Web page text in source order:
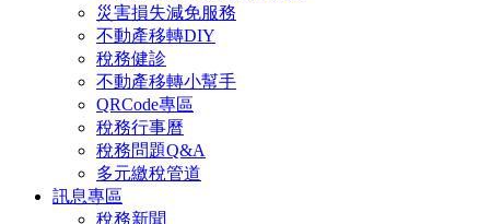
災害損失減免服務
不動產移轉DIY
稅務健診
不動產移轉小幫手
QRCode專區
稅務行事曆
稅務問題Q&A
多元繳稅管道
訊息專區
稅務新聞